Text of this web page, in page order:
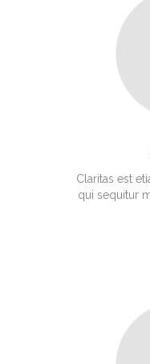
Claritas est
qui sequitur